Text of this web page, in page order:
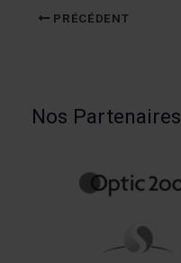
PRÉCÉDENT
Nos Partenaires